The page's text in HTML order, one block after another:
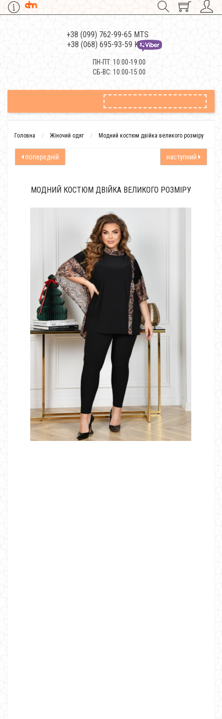
+38 (099) 762-99-65 MTS
+38 (068) 695-93-59 Kievstar
ПН-ПТ: 10:00-19:00
СБ-ВС: 10:00-15:00
Головна Жіночий одяг Модний костюм двійка великого розміру
попередній наступний
МОДНИЙ КОСТЮМ ДВІЙКА ВЕЛИКОГО РОЗМІРУ